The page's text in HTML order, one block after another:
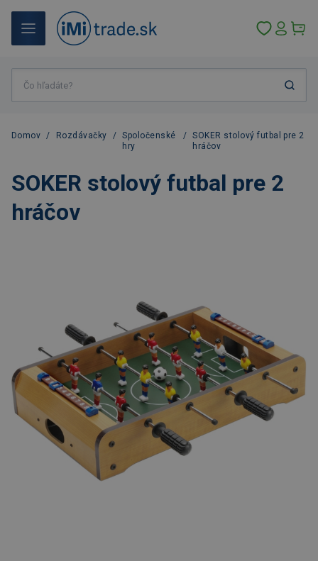
Domov / Rozdávačky / Spoločenské
hry
/
SOKER stolový futbal pre 2
hráčov
SOKER stolový futbal pre 2
hráčov